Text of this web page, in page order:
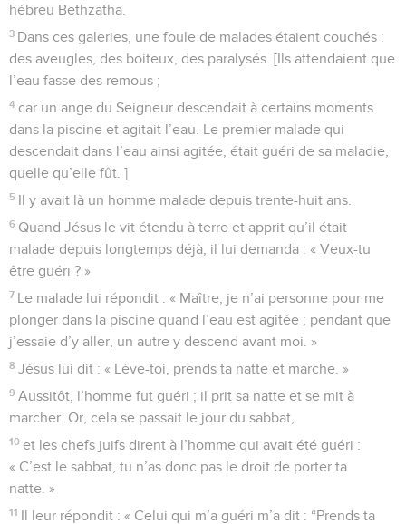
hébreu Bethzatha.
3 Dans ces galeries, une foule de malades étaient couchés :
des aveugles, des boiteux, des paralysés. [Ils attendaient que
l’eau fasse des remous ;
4 car un ange du Seigneur descendait à certains moments
dans la piscine et agitait l’eau. Le premier malade qui
descendait dans l’eau ainsi agitée, était guéri de sa maladie,
quelle qu’elle fût. ]
5 Il y avait là un homme malade depuis trente-huit ans.
6 Quand Jésus le vit étendu à terre et apprit qu’il était
malade depuis longtemps déjà, il lui demanda : « Veux-tu
être guéri ? »
7 Le malade lui répondit : « Maître, je n’ai personne pour me
plonger dans la piscine quand l’eau est agitée ; pendant que
j’essaie d’y aller, un autre y descend avant moi. »
8 Jésus lui dit : « Lève-toi, prends ta natte et marche. »
9 Aussitôt, l’homme fut guéri ; il prit sa natte et se mit à
marcher. Or, cela se passait le jour du sabbat,
10 et les chefs juifs dirent à l’homme qui avait été guéri :
« C’est le sabbat, tu n’as donc pas le droit de porter ta
natte. »
11 Il leur répondit : « Celui qui m’a guéri m’a dit : “Prends ta